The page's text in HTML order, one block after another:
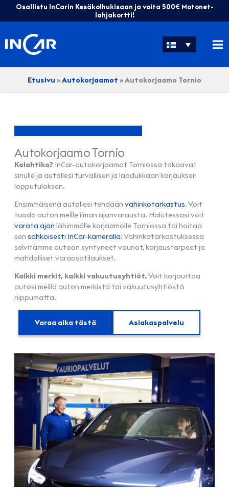
Osallistu InCarin Kesäkolhukisaan ja voita 500€ Motonet-
lahjakortti!
Etusivu »Autokorjaamot »Autokorjaamo Tornio
Autokorjaamo Tornio
Kolahtiko? InCar-autokorjaamot Torniossa takaavat
sinulle ja autollesi turvallisen ja laadukkaan korjauksen
lopputuloksen.
Ensimmäisenä autollesi tehdään vahinkotarkastus. Voit
tuoda auton meille ilman ajanvarausta. Halutessasi voit
varata ajan lähimmälle korjaamolle Torniossa tai hoitaa
sen sähköisesti InCar-kameralla. Vahinkotarkastuksessa
selvitämme autoon syntyneet vauriot, korjaustarpeet ja
mahdolliset varaosatilaukset.
Kaikki merkit, kaikki vakuutusyhtiöt.Voit korjauttaa
autosi meillä auton merkistä tai vakuutusyhtiöstä
riippumatta.
Varaa aika tästä Asiakaspalvelu